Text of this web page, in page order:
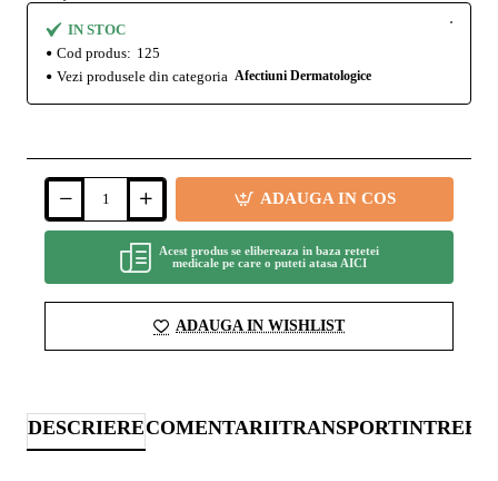
IN STOC
Cod produs: 125
Vezi produsele din categoria Afectiuni Dermatologice
ADAUGA IN COS
Acest produs se elibereaza in baza retetei
medicale pe care o puteti atasa AICI
ADAUGA IN WISHLIST
DESCRIERECOMENTARIITRANSPORT